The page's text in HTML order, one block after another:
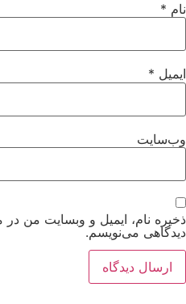
*
*
نام، ایمیل و وبسایت من در
می‌نویسم.